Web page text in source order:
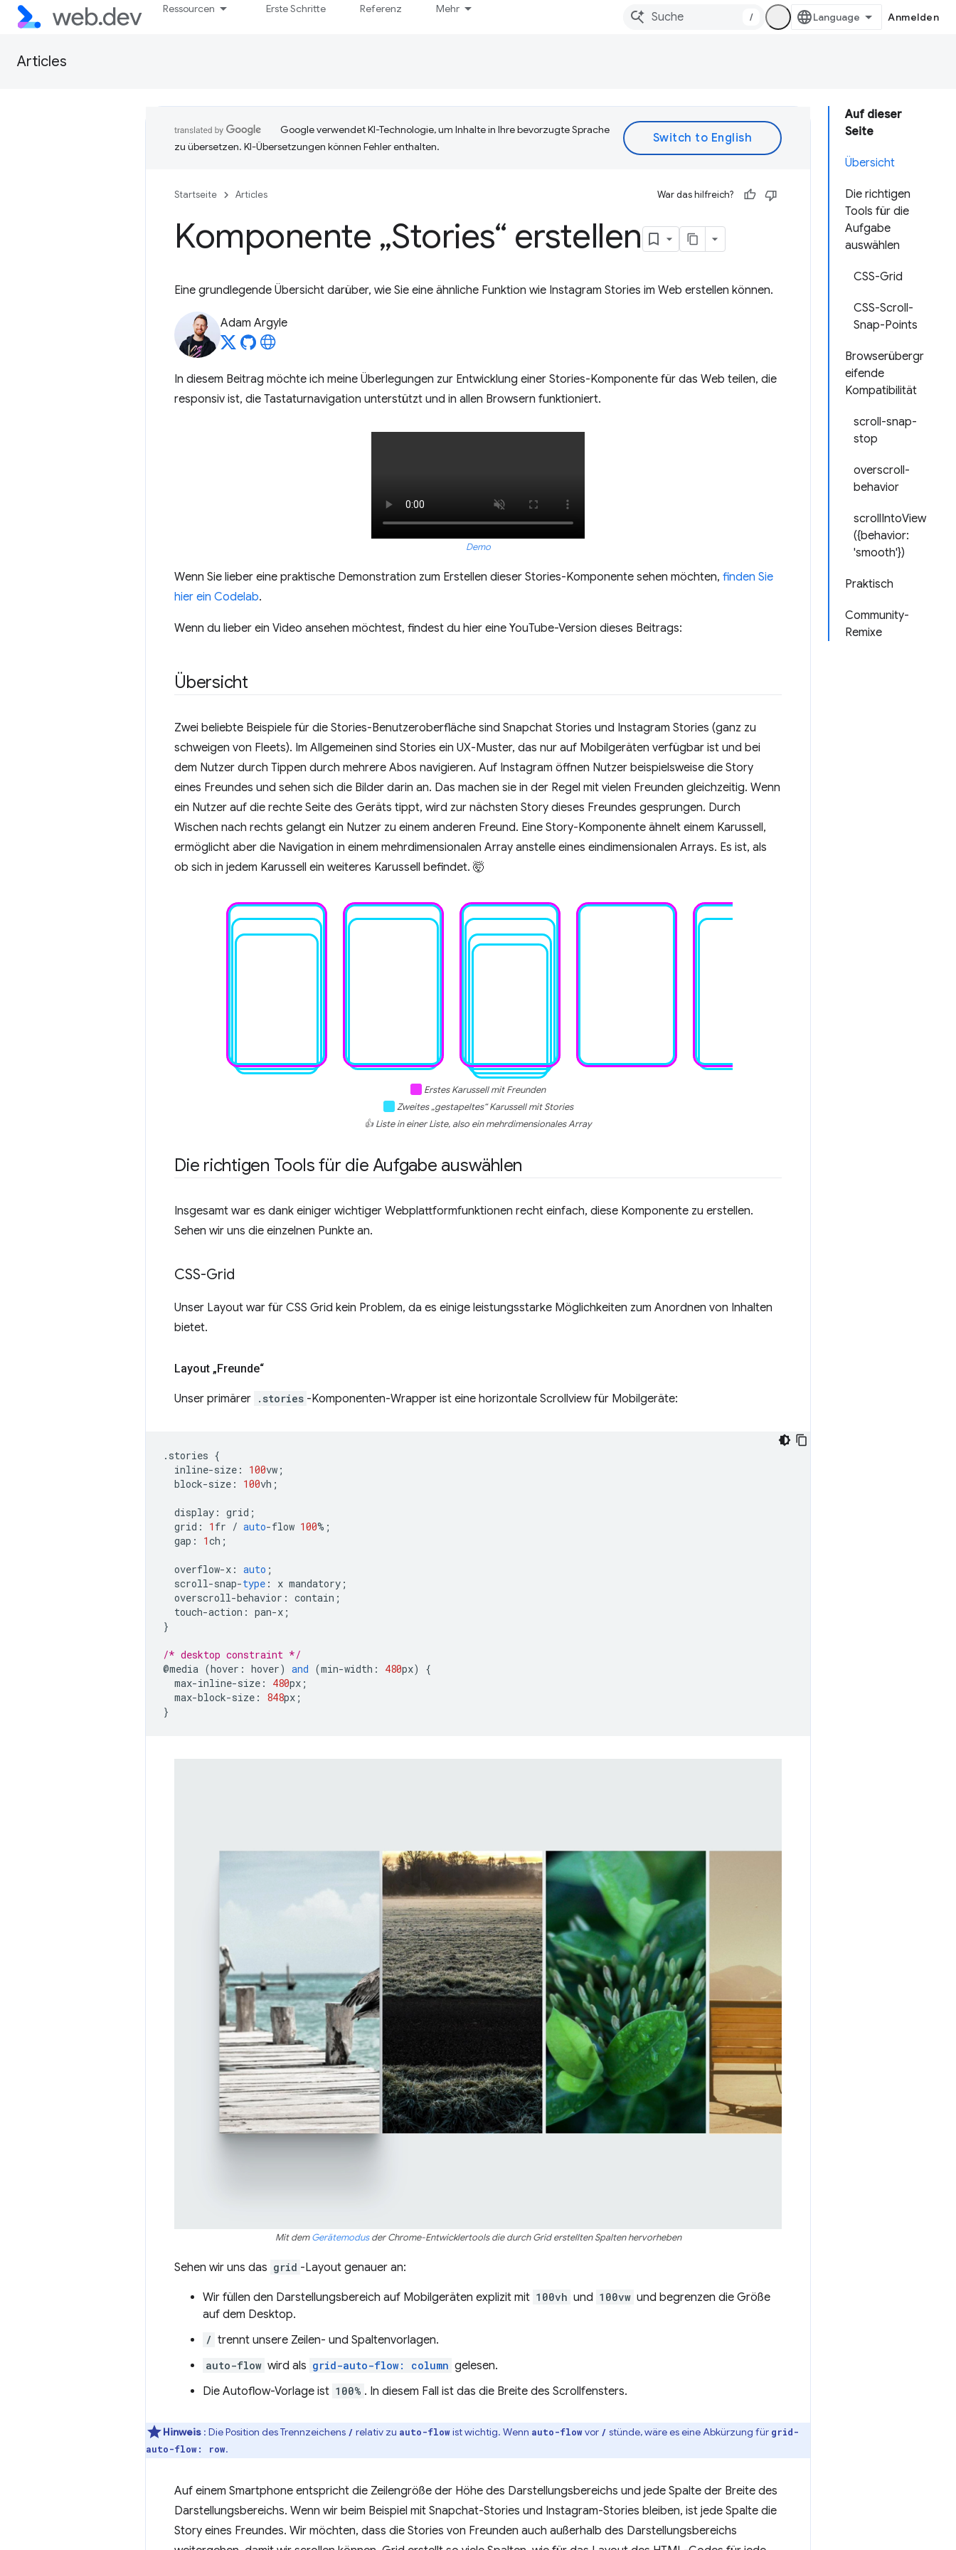
Ressourcen Erste Schritte Referenz Mehr
/ Anmelden
Articles
Auf dieser
Seite
Übersicht
Die richtigen
Tools für die
Aufgabe
auswählen
CSS-Grid
CSS-Scroll-
Snap-Points
Browserübergr
eifende
Kompatibilität
scroll-snap-
stop
overscroll-
behavior
scrollIntoView
({behavior:
'smooth'})
Praktisch
Community-
Remixe
Google verwendet KI-Technologie, um Inhalte in Ihre bevorzugte Sprache
zu übersetzen. KI-Übersetzungen können Fehler enthalten.
Startseite Articles War das hilfreich?
Komponente „Stories“ erstellen
Eine grundlegende Übersicht darüber, wie Sie eine ähnliche Funktion wie Instagram Stories im Web erstellen können.
Adam Argyle
In diesem Beitrag möchte ich meine Überlegungen zur Entwicklung einer Stories-Komponente für das Web teilen, die
responsiv ist, die Tastaturnavigation unterstützt und in allen Browsern funktioniert.
Demo
Wenn Sie lieber eine praktische Demonstration zum Erstellen dieser Stories-Komponente sehen möchten, finden Sie
hier ein Codelab.
Wenn du lieber ein Video ansehen möchtest, findest du hier eine YouTube-Version dieses Beitrags:
Übersicht
Zwei beliebte Beispiele für die Stories-Benutzeroberfläche sind Snapchat Stories und Instagram Stories (ganz zu
schweigen von Fleets). Im Allgemeinen sind Stories ein UX-Muster, das nur auf Mobilgeräten verfügbar ist und bei
dem Nutzer durch Tippen durch mehrere Abos navigieren. Auf Instagram öffnen Nutzer beispielsweise die Story
eines Freundes und sehen sich die Bilder darin an. Das machen sie in der Regel mit vielen Freunden gleichzeitig. Wenn
ein Nutzer auf die rechte Seite des Geräts tippt, wird zur nächsten Story dieses Freundes gesprungen. Durch
Wischen nach rechts gelangt ein Nutzer zu einem anderen Freund. Eine Story-Komponente ähnelt einem Karussell,
ermöglicht aber die Navigation in einem mehrdimensionalen Array anstelle eines eindimensionalen Arrays. Es ist, als
ob sich in jedem Karussell ein weiteres Karussell befindet. 🤯
Erstes Karussell mit Freunden
Zweites „gestapeltes“ Karussell mit Stories
👍 Liste in einer Liste, also ein mehrdimensionales Array
Die richtigen Tools für die Aufgabe auswählen
Insgesamt war es dank einiger wichtiger Webplattformfunktionen recht einfach, diese Komponente zu erstellen.
Sehen wir uns die einzelnen Punkte an.
CSS-Grid
Unser Layout war für CSS Grid kein Problem, da es einige leistungsstarke Möglichkeiten zum Anordnen von Inhalten
bietet.
Layout „Freunde“
Unser primärer .stories -Komponenten-Wrapper ist eine horizontale Scrollview für Mobilgeräte:
. stories {
inline-size : 100vw ;
block-size : 100vh ;
display : grid ;
grid : 1 fr / auto-flow 100% ;
gap : 1ch ;
overflow-x : auto ;
scroll-snap-type : x mandatory ;
overscroll-behavior : contain ;
touch-action : pan-x ;
}
/* desktop constraint */
@media (hover : hover) and (min-width : 480px)
{
max-inline-size : 480px ;
max-block-size : 848px ;
}
Mit demGerätemodusder Chrome-Entwicklertools die durch Grid erstellten Spalten hervorheben
Sehen wir uns das grid -Layout genauer an:
Wir füllen den Darstellungsbereich auf Mobilgeräten explizit mit 100vh und 100vw und begrenzen die Größe
auf dem Desktop.
/ trennt unsere Zeilen- und Spaltenvorlagen.
auto-flow wird als grid-auto-flow: column gelesen.
Die Autoflow-Vorlage ist 100% . In diesem Fall ist das die Breite des Scrollfensters.
Hinweis : Die Position des Trennzeichens / relativ zu auto-flowist wichtig. Wenn auto-flowvor / stünde, wäre es eine Abkürzung für grid-
auto-flow: row.
Auf einem Smartphone entspricht die Zeilengröße der Höhe des Darstellungsbereichs und jede Spalte der Breite des
Darstellungsbereichs. Wenn wir beim Beispiel mit Snapchat-Stories und Instagram-Stories bleiben, ist jede Spalte die
Story eines Freundes. Wir möchten, dass die Stories von Freunden auch außerhalb des Darstellungsbereichs